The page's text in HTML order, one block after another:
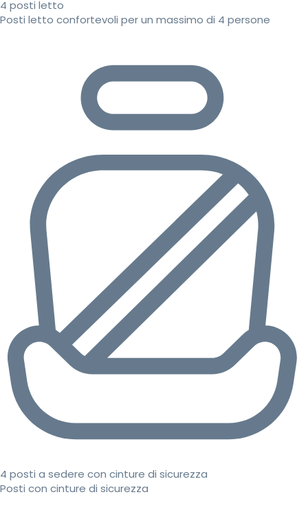
4 posti letto
Posti letto confortevoli per un massimo di 4 persone
4 posti a sedere con cinture di sicurezza
Posti con cinture di sicurezza